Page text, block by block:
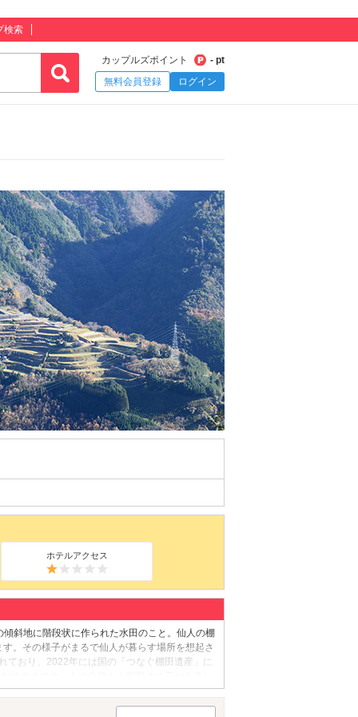
検索
カップルズポイント
- pt
無料会員登録
ログイン
ホテルアクセス
斜地に階段状に作られた水田のこと。仙人の棚
。その様子がまるで仙人が暮らす場所を想起さ
ており、2022年には国の「つなぐ棚田遺産」に